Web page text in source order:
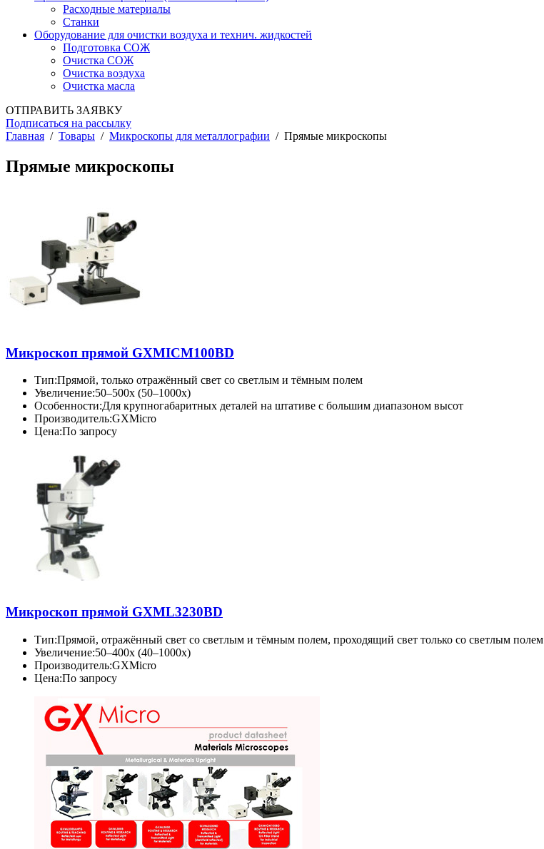
Расходные материалы
Станки
Оборудование для очистки воздуха и технич. жидкостей
Подготовка СОЖ
Очистка СОЖ
Очистка воздуха
Очистка масла
ОТПРАВИТЬ ЗАЯВКУ
Подписаться на рассылку
Главная / Товары / Микроскопы для металлографии / Прямые микроскопы
Прямые микроскопы
Микроскоп прямой GXMICM100BD
Тип:Прямой, только отражённый свет со светлым и тёмным полем
Увеличение:50–500x (50–1000x)
Особенности:Для крупногабаритных деталей на штативе с большим диапазоном высот
Производитель:GXMicro
Цена:По запросу
Микроскоп прямой GXML3230BD
Тип:Прямой, отражённый свет со светлым и тёмным полем, проходящий свет только со светлым полем
Увеличение:50–400x (40–1000x)
Производитель:GXMicro
Цена:По запросу